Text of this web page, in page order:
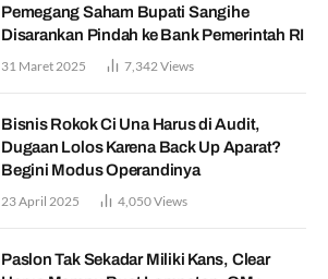
Pemegang Saham Bupati Sangihe
Disarankan Pindah ke Bank Pemerintah RI
31 Maret 2025 7,342Views
Bisnis Rokok Ci Una Harus di Audit,
Dugaan Lolos Karena Back Up Aparat?
Begini Modus Operandinya
23 April 2025 4,050Views
Paslon Tak Sekadar Miliki Kans, Clear